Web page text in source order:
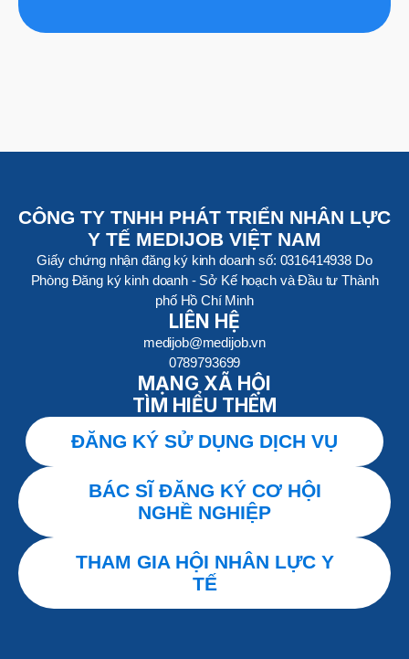
CÔNG TY TNHH PHÁT TRIỂN NHÂN LỰC
Y TẾ MEDIJOB VIỆT NAM
Giấy chứng nhận đăng ký kinh doanh số: 0316414938 Do
Phòng Đăng ký kinh doanh - Sở Kế hoạch và Đầu tư Thành
phố Hồ Chí Minh
LIÊN HỆ
medijob@medijob.vn
0789793699
MẠNG XÃ HỘI
TÌM HIỂU THÊM
ĐĂNG KÝ SỬ DỤNG DỊCH VỤ
BÁC SĨ ĐĂNG KÝ CƠ HỘI
NGHỀ NGHIỆP
THAM GIA HỘI NHÂN LỰC Y
TẾ